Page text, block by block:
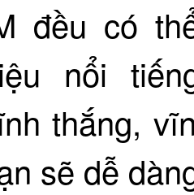
đều có
nổi
thắng,
sẽ dễ